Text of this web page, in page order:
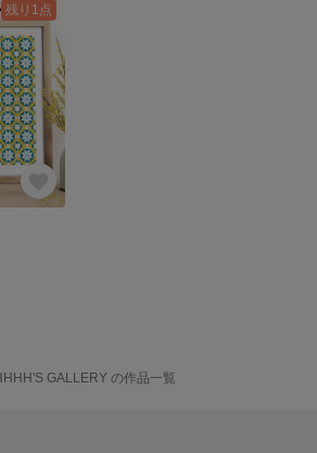
残り1点
GALLERY の作品一覧